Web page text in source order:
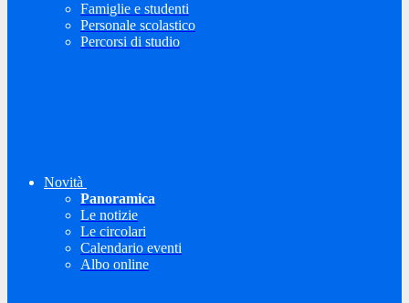
Famiglie e studenti
Personale scolastico
Percorsi di studio
Novità
Panoramica
Le notizie
Le circolari
Calendario eventi
Albo online